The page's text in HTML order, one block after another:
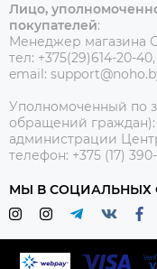
Лицо,
покупателей:
Менеджер магазина
тел: +375(29)614-20-40,
email:
Уполномоченный по
обращений граждан):
администрации
телефон: +375 (17)
МЫ В СОЦИАЛЬНЫХ